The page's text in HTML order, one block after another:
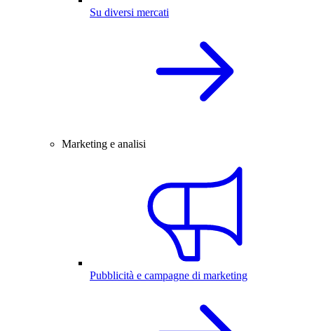
Su diversi mercati
Marketing e analisi
Pubblicità e campagne di marketing